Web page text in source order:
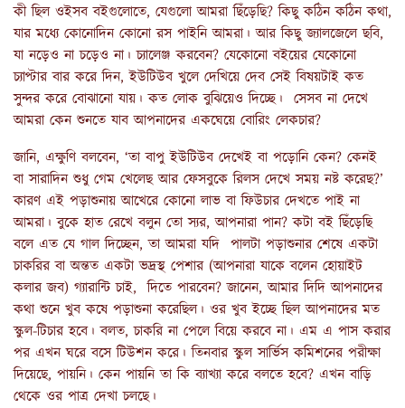
কী ছিল ওইসব বইগুলোতে, যেগুলো আমরা ছিঁড়েছি? কিছু কঠিন কঠিন কথা,
যার মধ্যে কোনোদিন কোনো রস পাইনি আমরা। আর কিছু জ্যালজেলে ছবি,
যা নড়েও না চড়েও না। চ্যালেঞ্জ করবেন? যেকোনো বইয়ের যেকোনো
চ্যাপ্টার বার করে দিন, ইউটিউব খুলে দেখিয়ে দেব সেই বিষয়টাই কত
সুন্দর করে বোঝানো যায়। কত লোক বুঝিয়েও দিচ্ছে। সেসব না দেখে
আমরা কেন শুনতে যাব আপনাদের একঘেয়ে বোরিং লেকচার?
জানি, এক্ষুণি বলবেন, ‘তা বাপু ইউটিউব দেখেই বা পড়োনি কেন? কেনই
বা সারাদিন শুধু গেম খেলেছ আর ফেসবুকে রিলস দেখে সময় নষ্ট করেছ?’
কারণ এই পড়াশুনায় আখেরে কোনো লাভ বা ফিউচার দেখতে পাই না
আমরা। বুকে হাত রেখে বলুন তো স্যর, আপনারা পান? কটা বই ছিঁড়েছি
বলে এত যে গাল দিচ্ছেন, তা আমরা যদি পালটা পড়াশুনার শেষে একটা
চাকরির বা অন্তত একটা ভদ্রস্থ পেশার (আপনারা যাকে বলেন হোয়াইট
কলার জব) গ্যারান্টি চাই, দিতে পারবেন? জানেন, আমার দিদি আপনাদের
কথা শুনে খুব কষে পড়াশুনা করেছিল। ওর খুব ইচ্ছে ছিল আপনাদের মত
স্কুল-টিচার হবে। বলত, চাকরি না পেলে বিয়ে করবে না। এম এ পাস করার
পর এখন ঘরে বসে টিউশন করে। তিনবার স্কুল সার্ভিস কমিশনের পরীক্ষা
দিয়েছে, পায়নি। কেন পায়নি তা কি ব্যাখ্যা করে বলতে হবে? এখন বাড়ি
থেকে ওর পাত্র দেখা চলছে।